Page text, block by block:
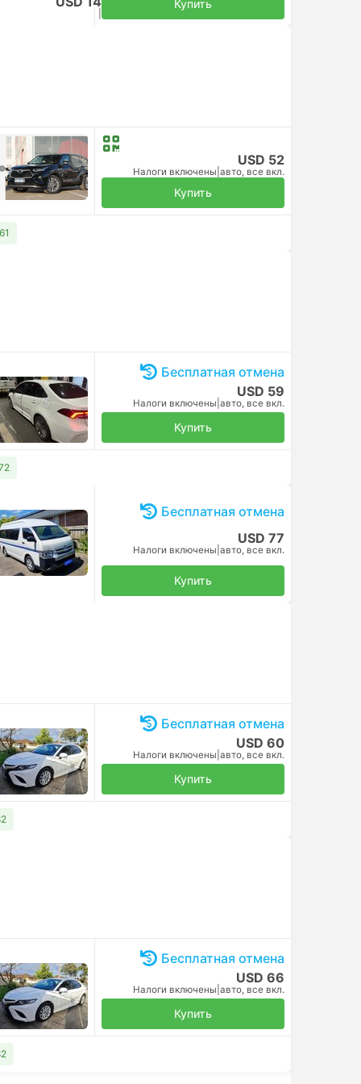
Налоги включены
Купить
USD 52
Налоги включены авто, все вкл.
Купить
Бесплатная отмена
USD 59
Налоги включены авто, все вкл.
Купить
Бесплатная отмена
USD 77
Налоги включены авто, все вкл.
Купить
Бесплатная отмена
USD 60
Налоги включены авто, все вкл.
Купить
Бесплатная отмена
USD 66
Налоги включены авто, все вкл.
Купить